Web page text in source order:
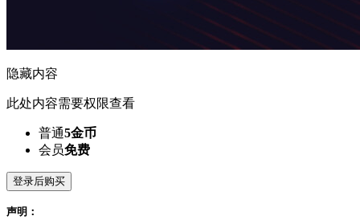
隐藏内容
此处内容需要权限查看
普通5金币
会员免费
登录后购买
声明：